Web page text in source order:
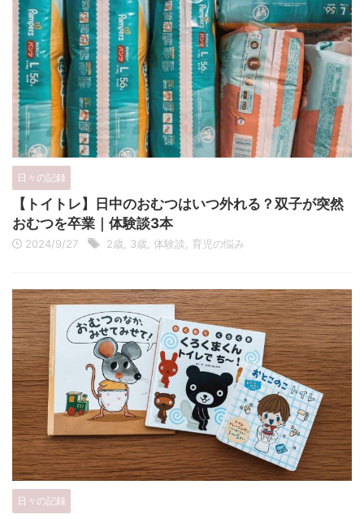
日々の記録
【トイトレ】日中のおむつはいつ外れる？双子が突然
おむつを卒業｜体験談3本
2024/9/27 2歳, 3歳, 体験談, 育児の悩み
日々の記録